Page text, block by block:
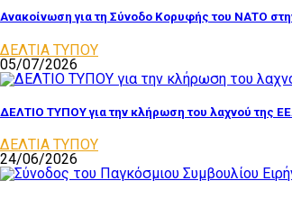
Ανακοίνωση για τη Σύνοδο Κορυφής του ΝΑΤΟ
ΔΕΛΤΙΑ ΤΥΠΟΥ
05/07/2026
ΔΕΛΤΙΟ ΤΥΠΟΥ για την κλήρωση του λαχνού της
ΔΕΛΤΙΑ ΤΥΠΟΥ
24/06/2026